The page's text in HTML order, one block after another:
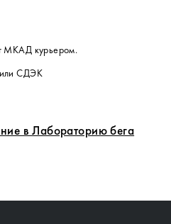
в Лабораторию бега
МКАД курьером.
или СДЭК